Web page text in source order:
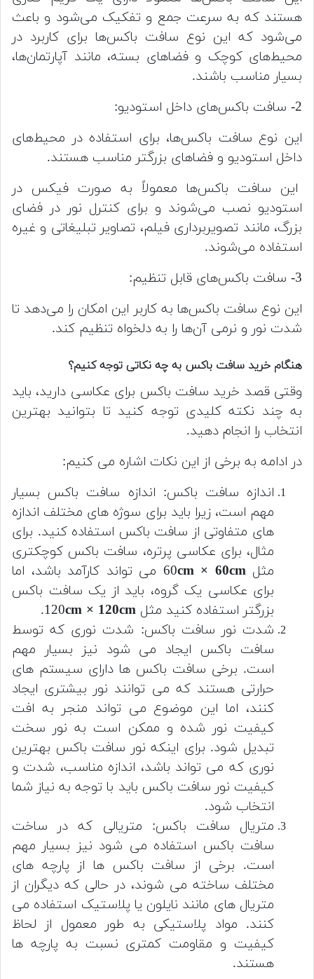
هستند که به سرعت جمع و تفکیک می‌شود و باعث
می‌شود که این نوع سافت باکس‌ها برای کاربرد در
محیط‌های کوچک و فضاهای بسته، مانند آپارتمان‌ها،
بسیار مناسب باشند.
2- سافت باکس‌های داخل استودیو:
این نوع سافت باکس‌ها، برای استفاده در محیط‌های
داخل استودیو و فضاهای بزرگتر مناسب هستند.
این سافت باکس‌ها معمولاً به صورت فیکس در
استودیو نصب می‌شوند و برای کنترل نور در فضای
بزرگ، مانند تصویربرداری فیلم، تصاویر تبلیغاتی و غیره
استفاده می‌شوند.
3- سافت باکس‌های قابل تنظیم:
این نوع سافت باکس‌ها به کاربر این امکان را می‌دهد تا
شدت نور و نرمی آن‌ها را به دلخواه تنظیم کند.
هنگام خرید سافت باکس به چه نکاتی توجه کنیم؟
وقتی قصد خرید سافت باکس برای عکاسی دارید، باید
به چند نکته کلیدی توجه کنید تا بتوانید بهترین
انتخاب را انجام دهید.
در ادامه به برخی از این نکات اشاره می کنیم:
اندازه سافت باکس: اندازه سافت باکس بسیار
مهم است، زیرا باید برای سوژه های مختلف اندازه
های متفاوتی از سافت باکس استفاده کنید. برای
مثال، برای عکاسی پرتره، سافت باکس کوچکتری
مثل 60cm × 60cm
می تواند کارآمد باشد، اما
برای عکاسی یک گروه، باید از یک سافت باکس
بزرگتر استفاده کنید مثل 120 cm × 120cm
.
شدت نور سافت باکس: شدت نوری که توسط
سافت باکس ایجاد می شود نیز بسیار مهم
است. برخی سافت باکس ها دارای سیستم های
حرارتی هستند که می توانند نور بیشتری ایجاد
کنند، اما این موضوع می تواند منجر به افت
کیفیت نور شده و ممکن است به نور سخت
تبدیل شود. برای اینکه نور سافت باکس بهترین
نوری که می تواند باشد، اندازه مناسب، شدت و
کیفیت نور سافت باکس باید با توجه به نیاز شما
انتخاب شود.
متریال سافت باکس: متریالی که در ساخت
سافت باکس استفاده می شود نیز بسیار مهم
است. برخی از سافت باکس ها از پارچه های
مختلف ساخته می شوند، در حالی که دیگران از
متریال های مانند نایلون یا پلاستیک استفاده می
کنند. مواد پلاستیکی به طور معمول از لحاظ
کیفیت و مقاومت کمتری نسبت به پارچه ها
هستند.